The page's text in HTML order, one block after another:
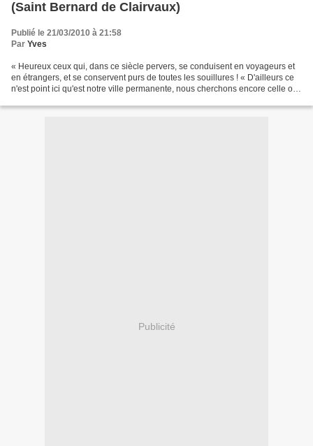
(Saint Bernard de Clairvaux)
Publié le 21/03/2010 à 21:58
Par Yves
« Heureux ceux qui, dans ce siècle pervers, se conduisent en voyageurs et
en étrangers, et se conservent purs de toutes les souillures ! « D'ailleurs ce
n'est point ici qu'est notre ville permanente, nous cherchons encore celle où
Publicité